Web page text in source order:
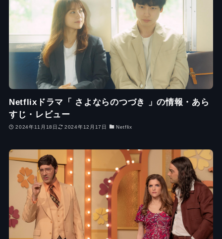
Netflixドラマ「 さよならのつづき 」の情報・あら
すじ・レビュー
2024年11月18日 2024年12月17日 Netflix